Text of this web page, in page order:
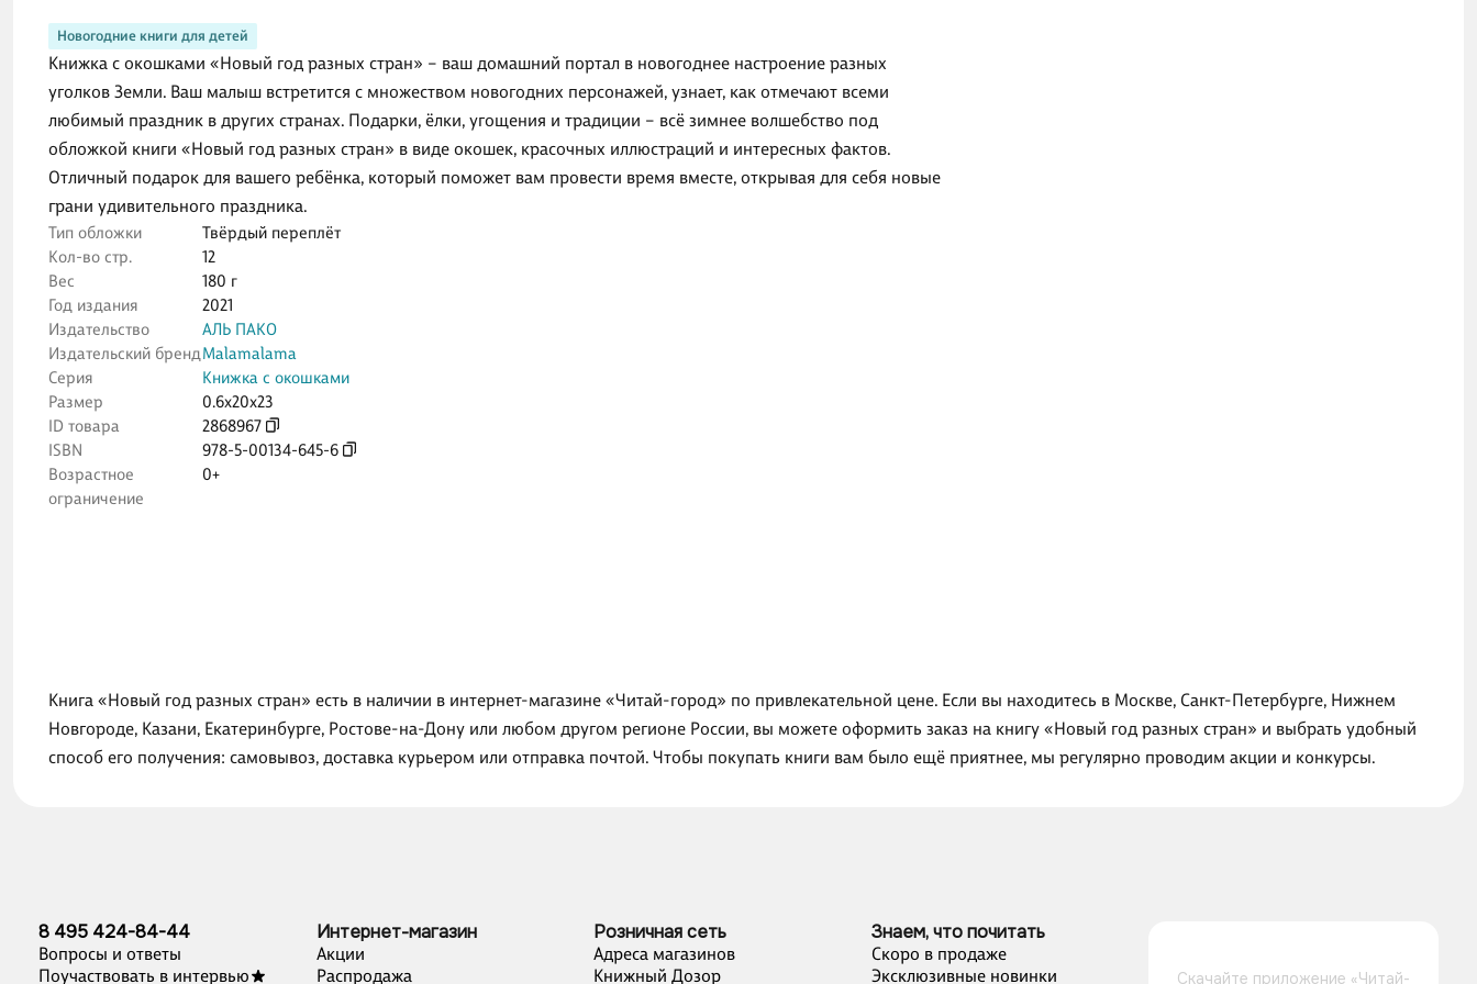
Новогодние книги для детей
Книжка с окошками «Новый год разных стран» – ваш домашний портал в новогоднее настроение разных
уголков Земли. Ваш малыш встретится с множеством новогодних персонажей, узнает, как отмечают всеми
любимый праздник в других странах. Подарки, ёлки, угощения и традиции – всё зимнее волшебство под
обложкой книги «Новый год разных стран» в виде окошек, красочных иллюстраций и интересных фактов.
Отличный подарок для вашего ребёнка, который поможет вам провести время вместе, открывая для себя новые
грани удивительного праздника.
Тип обложки
Твёрдый переплёт
Кол-во стр.
12
Вес
180 г
Год издания
2021
Издательство
АЛЬ ПАКО
Издательский брендMalamalama
Серия
Книжка с окошками
Размер
0.6x20x23
ID товара
2868967
ISBN
978-5-00134-645-6
Возрастное
ограничение
0+
Книга «Новый год разных стран» есть в наличии в интернет-магазине «Читай-город» по привлекательной цене. Если вы находитесь в Москве, Санкт-Петербурге, Нижнем
Новгороде, Казани, Екатеринбурге, Ростове-на-Дону или любом другом регионе России, вы можете оформить заказ на книгу «Новый год разных стран» и выбрать удобный
способ его получения: самовывоз, доставка курьером или отправка почтой. Чтобы покупать книги вам было ещё приятнее, мы регулярно проводим акции и конкурсы.
8 495 424-84-44
Вопросы и ответы
Поучаствовать в интервью
Интернет-магазин
Акции
Распродажа
Розничная сеть
Адреса магазинов
Книжный Дозор
Знаем, что почитать
Скоро в продаже
Эксклюзивные новинки
Скачайте приложение «Читай-